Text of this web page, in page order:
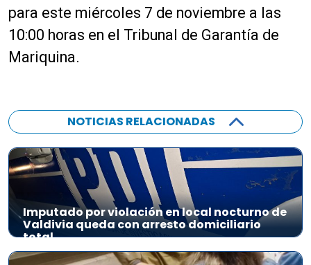
r
o
d
u
o
r
e
a
u
d
i
o
para este miércoles 7 de noviembre a las
10:00 horas en el Tribunal de Garantía de
Mariquina.
NOTICIAS RELACIONADAS
Imputado por violación en local nocturno de
Valdivia queda con arresto domiciliario
total